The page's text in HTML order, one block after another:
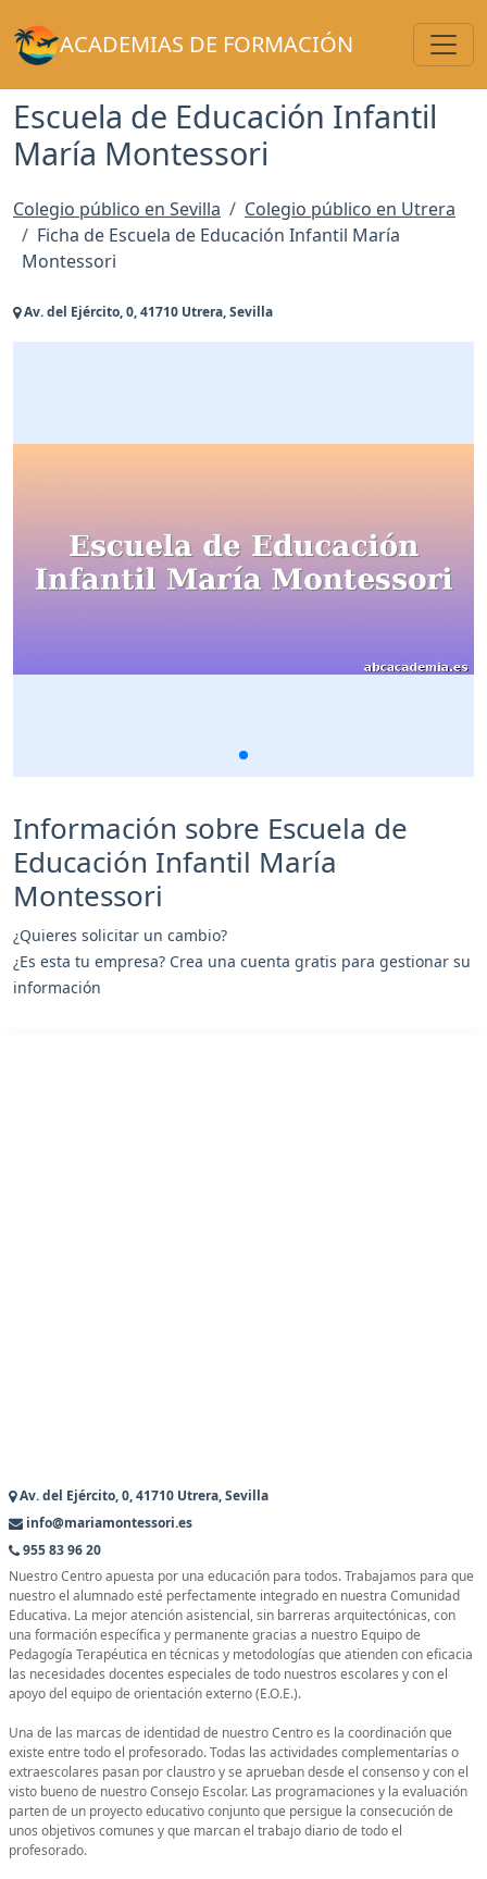
ACADEMIAS DE FORMACIÓN
Escuela de Educación Infantil
María Montessori
Colegio público en Sevilla
Colegio público en Utrera
Ficha de Escuela de Educación Infantil María
Montessori
Av. del Ejército, 0, 41710 Utrera, Sevilla
Información sobre Escuela de
Educación Infantil María
Montessori
¿Quieres solicitar un cambio?
¿Es esta tu empresa? Crea una cuenta gratis para gestionar su
información
Av. del Ejército, 0, 41710 Utrera, Sevilla
info@mariamontessori.es
955 83 96 20
Nuestro Centro apuesta por una educación para todos. Trabajamos para que
nuestro el alumnado esté perfectamente integrado en nuestra Comunidad
Educativa. La mejor atención asistencial, sin barreras arquitectónicas, con
una formación específica y permanente gracias a nuestro Equipo de
Pedagogía Terapéutica en técnicas y metodologías que atienden con eficacia
las necesidades docentes especiales de todo nuestros escolares y con el
apoyo del equipo de orientación externo (E.O.E.).
Una de las marcas de identidad de nuestro Centro es la coordinación que
existe entre todo el profesorado. Todas las actividades complementarías o
extraescolares pasan por claustro y se aprueban desde el consenso y con el
visto bueno de nuestro Consejo Escolar. Las programaciones y la evaluación
parten de un proyecto educativo conjunto que persigue la consecución de
unos objetivos comunes y que marcan el trabajo diario de todo el
profesorado.